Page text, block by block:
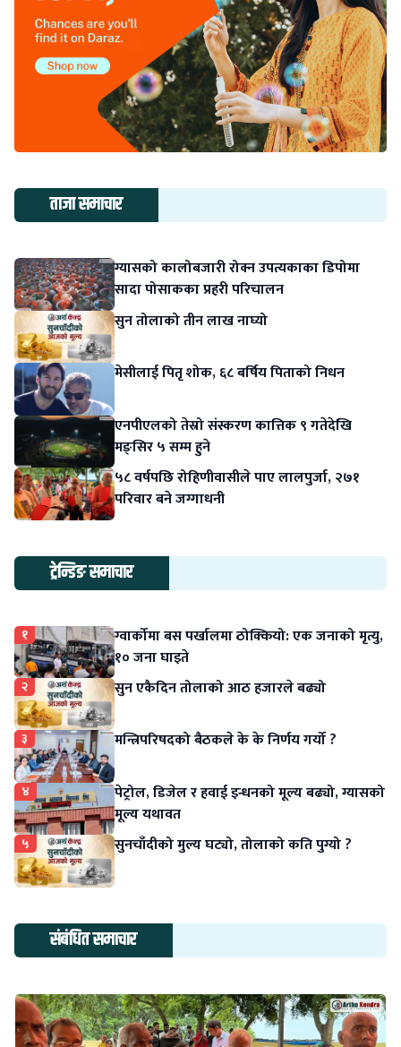
ताजा समाचार
ग्यासको कालोबजारी रोक्न उपत्यकाका डिपोमा
सादा पोसाकका प्रहरी परिचालन
सुन तोलाको तीन लाख नाघ्यो
मेसीलाई पितृ शोक, ६८ बर्षिय पिताको निधन
एनपीएलको तेस्रो संस्करण कात्तिक ९ गतेदेखि
मङ्सिर ५ सम्म हुने
५८ वर्षपछि रोहिणीवासीले पाए लालपुर्जा, २७१
परिवार बने जग्गाधनी
ट्रेन्डिङ समाचार
१
ग्वार्कोमा बस पर्खालमा ठोक्कियो: एक जनाको मृत्यु,
१० जना घाइते
२ सुन एकैदिन तोलाको आठ हजारले बढ्यो
३ मन्त्रिपरिषदको बैठकले के के निर्णय गर्यो ?
४
पेट्रोल, डिजेल र हवाई इन्धनको मूल्य बढ्यो, ग्यासको
मूल्य यथावत
५ सुनचाँदीको मुल्य घट्यो, तोलाको कति पुग्यो ?
संबंधित समाचार